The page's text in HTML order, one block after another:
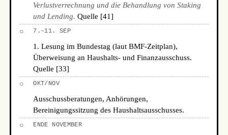
Verlustverrechnung und die Behandlung von Staking
und Lending. Quelle [41]
○ 7.–11. SEP
1. Lesung im Bundestag (laut BMF-Zeitplan),
Überweisung an Haushalts- und Finanzausschuss.
Quelle [33]
○ OKT/NOV
Ausschussberatungen, Anhörungen,
Bereinigungssitzung des Haushaltsausschusses.
○ ENDE NOVEMBER